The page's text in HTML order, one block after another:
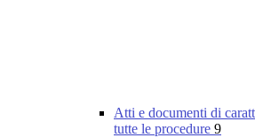
Atti e documenti di
tutte le procedure 9